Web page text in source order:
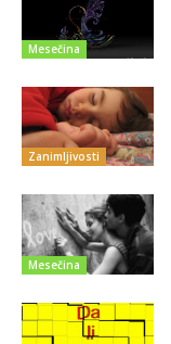
Mesečina
Zanimljivosti
Mesečina